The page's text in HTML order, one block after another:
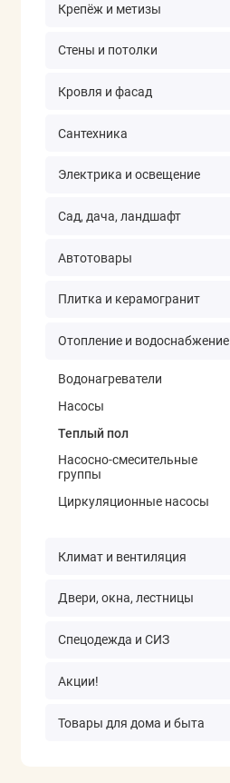
Крепёж и метизы
Стены и потолки
Кровля и фасад
Сантехника
Электрика и освещение
Сад, дача, ландшафт
Автотовары
Плитка и керамогранит
Отопление и водоснабжение
Водонагреватели
Насосы
Теплый пол
Насосно-смесительные
группы
Циркуляционные насосы
Климат и вентиляция
Двери, окна, лестницы
Спецодежда и СИЗ
Акции!
Товары для дома и быта